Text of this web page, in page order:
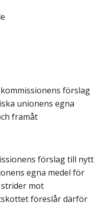
kommissionens förslag
unionens egna
framåt
förslag till nytt
egna medel för
mot
föreslår därför